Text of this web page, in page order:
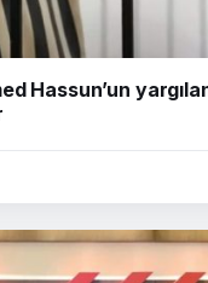
Hassun’un